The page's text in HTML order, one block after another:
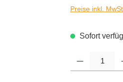
Preise inkl.
Sofort
Produkt